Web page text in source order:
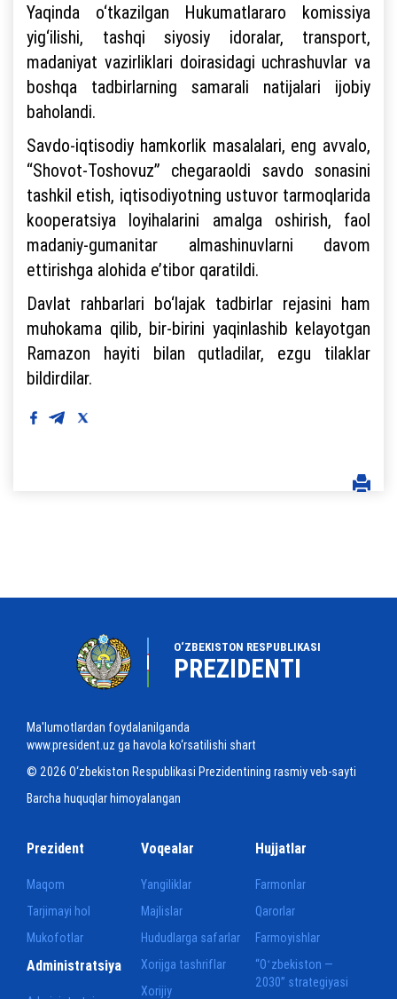
Yaqinda o‘tkazilgan Hukumatlararo komissiya
yig‘ilishi, tashqi siyosiy idoralar, transport,
madaniyat vazirliklari doirasidagi uchrashuvlar va
boshqa tadbirlarning samarali natijalari ijobiy
baholandi.
Savdo-iqtisodiy hamkorlik masalalari, eng avvalo,
“Shovot-Toshovuz” chegaraoldi savdo sonasini
tashkil etish, iqtisodiyotning ustuvor tarmoqlarida
kooperatsiya loyihalarini amalga oshirish, faol
madaniy-gumanitar almashinuvlarni davom
ettirishga alohida e’tibor qaratildi.
Davlat rahbarlari bo‘lajak tadbirlar rejasini ham
muhokama qilib, bir-birini yaqinlashib kelayotgan
Ramazon hayiti bilan qutladilar, ezgu tilaklar
bildirdilar.
O‘ZBEKISTON RESPUBLIKASI
PREZIDENTI
Ma'lumotlardan foydalanilganda
www.president.uz ga havola ko‘rsatilishi shart
© 2026 O‘zbekiston Respublikasi Prezidentining rasmiy veb-sayti
Barcha huquqlar himoyalangan
Prezident
Maqom
Tarjimayi hol
Mukofotlar
Voqealar
Yangiliklar
Majlislar
Hududlarga safarlar
Xorijga tashriflar
Xorijiy
Hujjatlar
Farmonlar
Qarorlar
Farmoyishlar
“Oʻzbekiston —
2030” strategiyasi
Administratsiya